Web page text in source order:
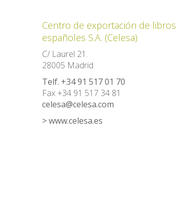
Centro de exportación de libros
españoles S.A. (Celesa)
C/ Laurel 21.
28005 Madrid
Telf. +34 91 517 01 70
Fax +34 91 517 34 81
celesa@celesa.com
> www.celesa.es